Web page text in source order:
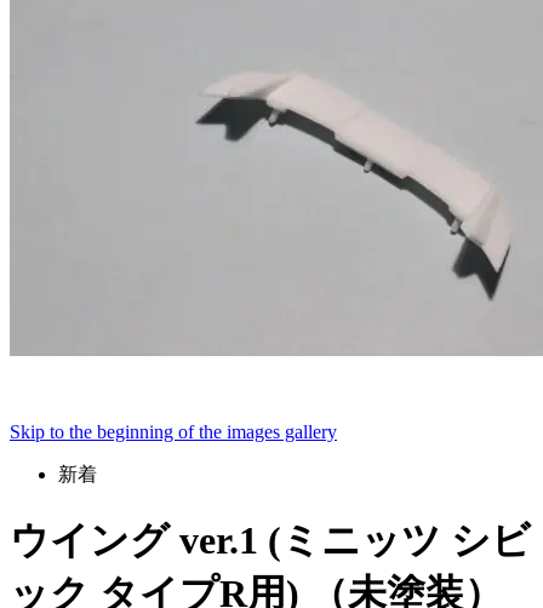
Skip to the beginning of the images gallery
新着
ウイング ver.1 (ミニッツ シビ
ック タイプR用) （未塗装）